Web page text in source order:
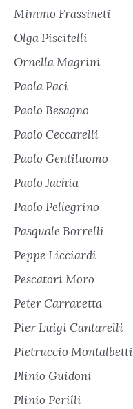
Mimmo Frassineti
Olga Piscitelli
Ornella Magrini
Paola Paci
Paolo Besagno
Paolo Ceccarelli
Paolo Gentiluomo
Paolo Jachia
Paolo Pellegrino
Pasquale Borrelli
Peppe Licciardi
Pescatori Moro
Peter Carravetta
Pier Luigi Cantarelli
Pietruccio Montalbetti
Plinio Guidoni
Plinio Perilli